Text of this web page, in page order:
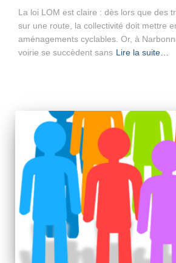
La loi LOM est claire : dès lors que des
sur une route, la collectivité doit mettre
aménagements cyclables. Or, à
voirie se succèdent sans Lire la suite…